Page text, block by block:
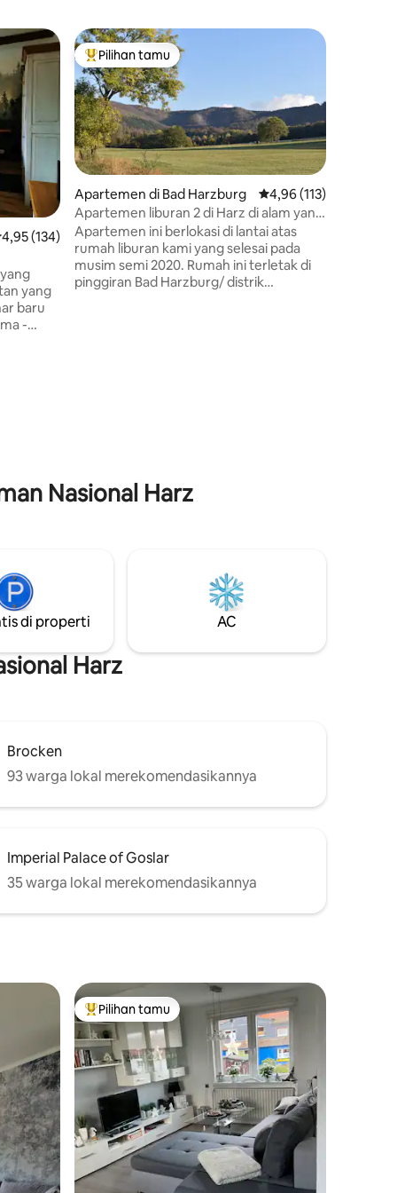
rata-rata 4,95 dari 5, 134 ulasan
4,95 (134)
yang
baru
-
Pilihan tamu terpopuler
Pilihan tamu
Apartemen di Bad Harzburg Nilai rata-rata 4,96 dari
4,96 (113)
Apartemen liburan 2 di Harz di alam yang
indah
Apartemen ini berlokasi di lantai atas
rumah liburan kami yang selesai pada
musim semi 2020. Rumah ini terletak di
pinggiran Bad Harzburg/ distrik
Nasional Harz
di properti AC
Harz
Brocken
93 warga lokal merekomendasikannya
Imperial Palace of Goslar
35 warga lokal merekomendasikannya
Pilihan tamu terpopuler
Pilihan tamu